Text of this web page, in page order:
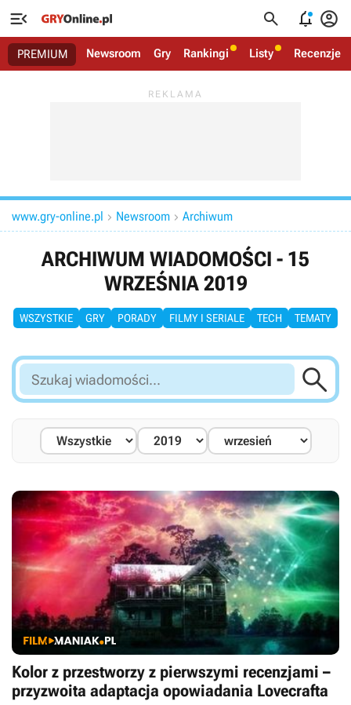
   
PREMIUM Newsroom Gry Rankingi Listy Recenzje
www.gry-online.pl  Newsroom  Archiwum
ARCHIWUM WIADOMOŚCI - 15
WRZEŚNIA 2019
WSZYSTKIE GRY PORADY FILMY I SERIALE TECH TEMATY
Szukaj
wiadomości...

Kolor z przestworzy z pierwszymi recenzjami –
przyzwoita adaptacja opowiadania Lovecrafta